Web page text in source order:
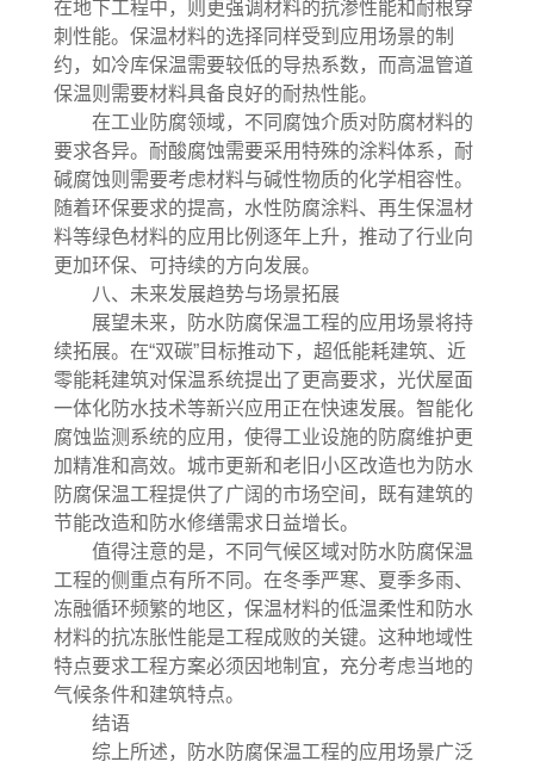
在地下工程中，则更强调材料的抗渗性能和耐根穿
刺性能。保温材料的选择同样受到应用场景的制
约，如冷库保温需要较低的导热系数，而高温管道
保温则需要材料具备良好的耐热性能。
在工业防腐领域，不同腐蚀介质对防腐材料的
要求各异。耐酸腐蚀需要采用特殊的涂料体系，耐
碱腐蚀则需要考虑材料与碱性物质的化学相容性。
随着环保要求的提高，水性防腐涂料、再生保温材
料等绿色材料的应用比例逐年上升，推动了行业向
更加环保、可持续的方向发展。
八、未来发展趋势与场景拓展
展望未来，防水防腐保温工程的应用场景将持
续拓展。在“双碳”目标推动下，超低能耗建筑、近
零能耗建筑对保温系统提出了更高要求，光伏屋面
一体化防水技术等新兴应用正在快速发展。智能化
腐蚀监测系统的应用，使得工业设施的防腐维护更
加精准和高效。城市更新和老旧小区改造也为防水
防腐保温工程提供了广阔的市场空间，既有建筑的
节能改造和防水修缮需求日益增长。
值得注意的是，不同气候区域对防水防腐保温
工程的侧重点有所不同。在冬季严寒、夏季多雨、
冻融循环频繁的地区，保温材料的低温柔性和防水
材料的抗冻胀性能是工程成败的关键。这种地域性
特点要求工程方案必须因地制宜，充分考虑当地的
气候条件和建筑特点。
结语
综上所述，防水防腐保温工程的应用场景广泛